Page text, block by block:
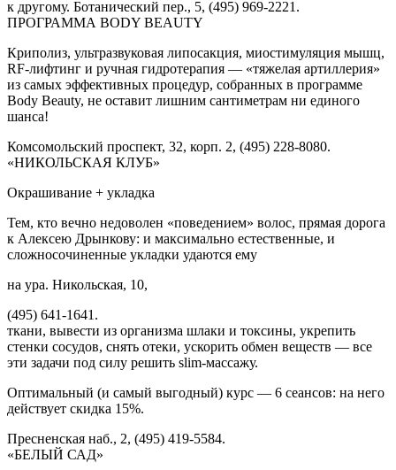
к другому. Ботанический пер., 5, (495) 969-2221.
ПРОГРАММА BODY BEAUTY
Криполиз, ультразвуковая липосакция, миостимуляция мышц,
RF-лифтинг и ручная гидротерапия — «тяжелая артиллерия»
из самых эффективных процедур, собранных в программе
Body Beauty, не оставит лишним сантиметрам ни единого
шанса!
Комсомольский проспект, 32, корп. 2, (495) 228-8080.
«НИКОЛЬСКАЯ КЛУБ»
Окрашивание + укладка
Тем, кто вечно недоволен «поведением» волос, прямая дорога
к Алексею Дрынкову: и максимально естественные, и
сложносочиненные укладки удаются ему
на ура. Никольская, 10,
(495) 641-1641.
ткани, вывести из организма шлаки и токсины, укрепить
стенки сосудов, снять отеки, ускорить обмен веществ — все
эти задачи под силу решить slim-массажу.
Оптимальный (и самый выгодный) курс — 6 сеансов: на него
действует скидка 15%.
Пресненская наб., 2, (495) 419-5584.
«БЕЛЫЙ САД»